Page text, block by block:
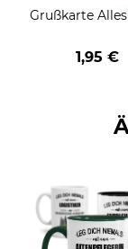
Grußkarte
1,95 €